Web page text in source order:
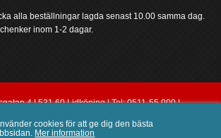
cookies för att ge dig den bästa
Mer information
alla beställningar lagda senast 10.00 samma dag.
inom 1-2 dagar.
4 | 531 60 Lidköping | Tel: 0511-55 000 |